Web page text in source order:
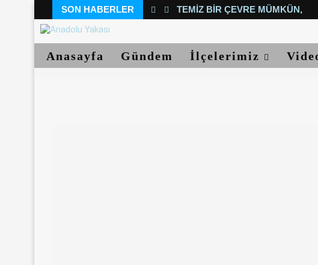
SON HABERLER TEMIZ BIR ÇEVRE MÜMKÜN,
Anasayfa Gündem İlçelerimiz